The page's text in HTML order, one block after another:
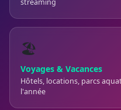
streaming
🏖️
Voyages & Vacances
Hôtels, locations, parcs
l'année